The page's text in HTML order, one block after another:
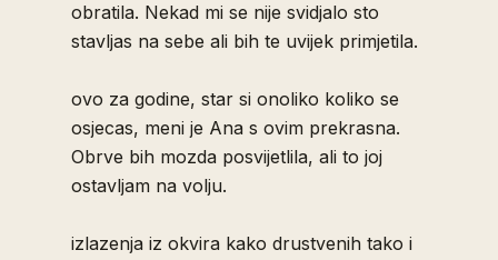
obratila. Nekad mi se nije svidjalo sto
stavljas na sebe ali bih te uvijek primjetila.
ovo za godine, star si onoliko koliko se
osjecas, meni je Ana s ovim prekrasna.
Obrve bih mozda posvijetlila, ali to joj
ostavljam na volju.
izlazenja iz okvira kako drustvenih tako i